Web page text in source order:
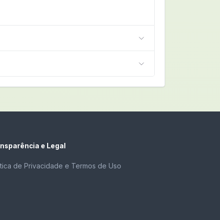
e Legal
de Privacidade e Termos de Uso